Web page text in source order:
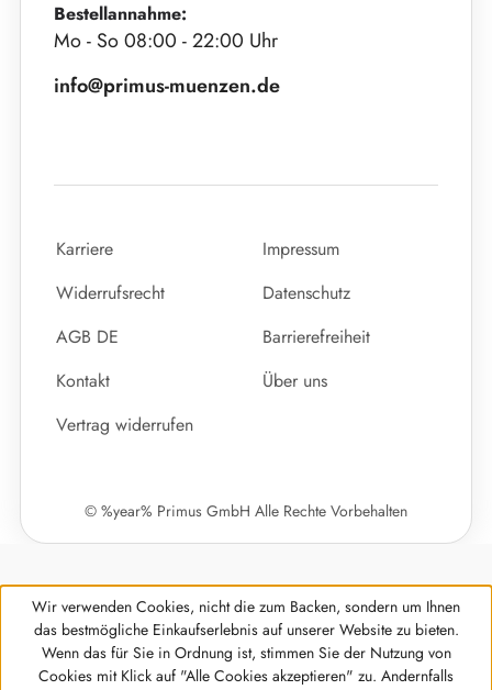
Bestellannahme:
Mo - So 08:00 - 22:00 Uhr
info@primus-muenzen.de
Karriere
Impressum
Widerrufsrecht
Datenschutz
AGB DE
Barrierefreiheit
Kontakt
Über uns
Vertrag widerrufen
© %year% Primus GmbH Alle Rechte Vorbehalten
Wir verwenden Cookies, nicht die zum Backen, sondern um Ihnen
das bestmögliche Einkaufserlebnis auf unserer Website zu bieten.
Wenn das für Sie in Ordnung ist, stimmen Sie der Nutzung von
Cookies mit Klick auf "Alle Cookies akzeptieren" zu. Andernfalls